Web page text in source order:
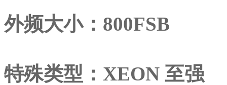
外频大小：800FSB
特殊类型：XEON 至强